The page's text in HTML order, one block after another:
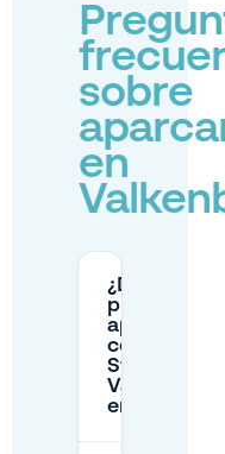
sobre
en
¿Dónde
puedo
aparcar
cerca de
Stadspark
Valkenberg
en Breda?